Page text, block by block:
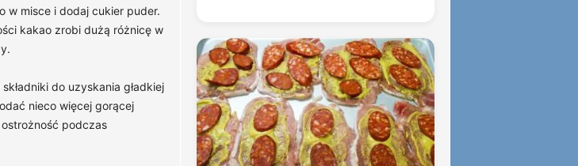
w misce i dodaj cukier puder.
kakao zrobi dużą różnicę w
do uzyskania gładkiej
nieco więcej gorącej
podczas